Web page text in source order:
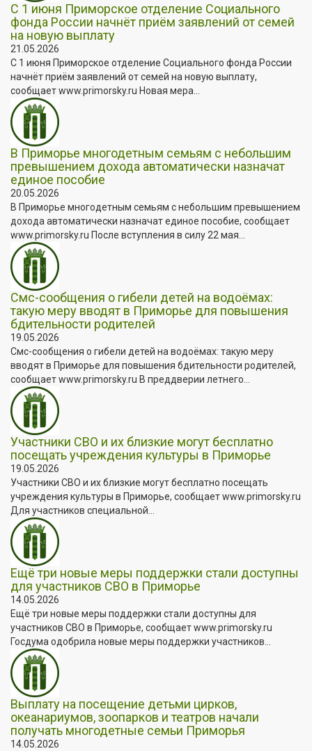
С 1 июня Приморское отделение Социального
фонда России начнёт приём заявлений от семей
на новую выплату
21.05.2026
С 1 июня Приморское отделение Социального фонда России
начнёт приём заявлений от семей на новую выплату,
сообщает www.primorsky.ru Новая мера...
В Приморье многодетным семьям с небольшим
превышением дохода автоматически назначат
единое пособие
20.05.2026
В Приморье многодетным семьям с небольшим превышением
дохода автоматически назначат единое пособие, сообщает
www.primorsky.ru После вступления в силу 22 мая...
Смс-сообщения о гибели детей на водоёмах:
такую меру вводят в Приморье для повышения
бдительности родителей
19.05.2026
Смс-сообщения о гибели детей на водоёмах: такую меру
вводят в Приморье для повышения бдительности родителей,
сообщает www.primorsky.ru В преддверии летнего...
Участники СВО и их близкие могут бесплатно
посещать учреждения культуры в Приморье
19.05.2026
Участники СВО и их близкие могут бесплатно посещать
учреждения культуры в Приморье, сообщает www.primorsky.ru
Для участников специальной...
Ещё три новые меры поддержки стали доступны
для участников СВО в Приморье
14.05.2026
Ещё три новые меры поддержки стали доступны для
участников СВО в Приморье, сообщает www.primorsky.ru
Госдума одобрила новые меры поддержки участников...
Выплату на посещение детьми цирков,
океанариумов, зоопарков и театров начали
получать многодетные семьи Приморья
14.05.2026